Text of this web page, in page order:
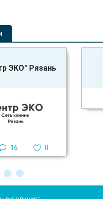
репродукции
«Колыбель»